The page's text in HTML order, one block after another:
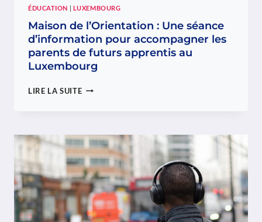
ÉDUCATION | LUXEMBOURG
Maison de l’Orientation : Une séance
d’information pour accompagner les
parents de futurs apprentis au
Luxembourg
LIRE LA SUITEMAISON
UNE
SÉANCE
D’INFORMATION
POUR
ACCOMPAGNER
LES
PARENTS
DE